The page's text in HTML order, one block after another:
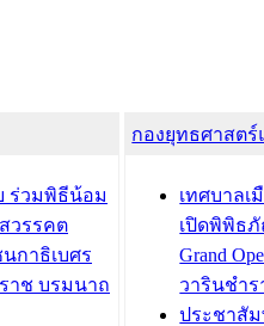
ร่วมพิธีน้อม
วรรคต
กาธิเบศร
าช บรมนาถ
กองยุทธศาสต
เทศบาลเ
เปิดพิพิธภั
Grand
วารินชำร
ประชาสัม